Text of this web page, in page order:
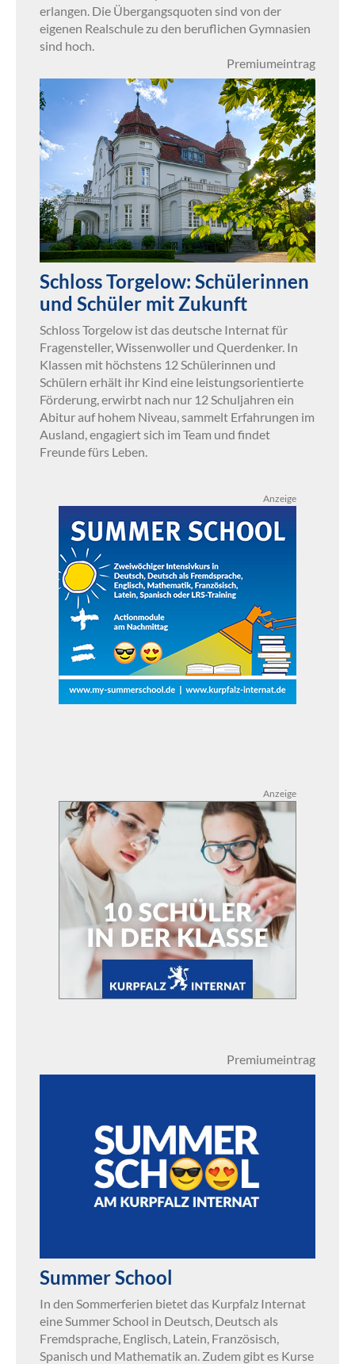
erlangen. Die Übergangsquoten sind von der
eigenen Realschule zu den beruflichen Gymnasien
sind hoch.
Premiumeintrag
Schloss Torgelow: Schülerinnen
und Schüler mit Zukunft
Schloss Torgelow ist das deutsche Internat für
Fragensteller, Wissenwoller und Querdenker. In
Klassen mit höchstens 12 Schülerinnen und
Schülern erhält ihr Kind eine leistungsorientierte
Förderung, erwirbt nach nur 12 Schuljahren ein
Abitur auf hohem Niveau, sammelt Erfahrungen im
Ausland, engagiert sich im Team und findet
Freunde fürs Leben.
Anzeige
Anzeige
Premiumeintrag
Summer School
In den Sommerferien bietet das Kurpfalz Internat
eine Summer School in Deutsch, Deutsch als
Fremdsprache, Englisch, Latein, Französisch,
Spanisch und Mathematik an. Zudem gibt es Kurse